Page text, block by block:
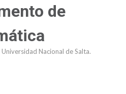
de
Nacional de Salta.